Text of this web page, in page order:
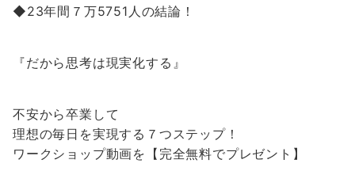
◆23年間７万5751人の結論！
『だから思考は現実化する』
不安から卒業して
理想の毎日を実現する７つステップ！
ワークショップ動画を【完全無料でプレゼント】